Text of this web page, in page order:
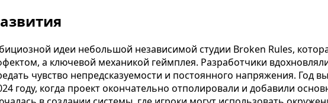
идеи небольшой независимой студии Broken Rules,
а ключевой механикой геймплея. Разработчики
чувство непредсказуемости и постоянного напряжения. Год
году, когда проект окончательно отполировали и добавили